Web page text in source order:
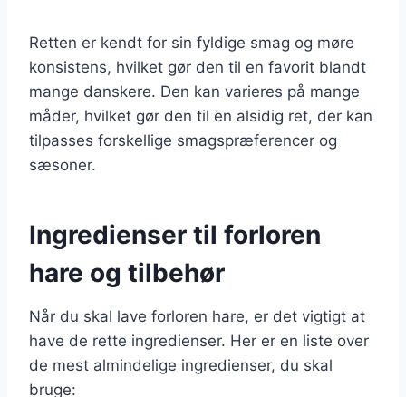
Retten er kendt for sin fyldige smag og møre
konsistens, hvilket gør den til en favorit blandt
mange danskere. Den kan varieres på mange
måder, hvilket gør den til en alsidig ret, der kan
tilpasses forskellige smagspræferencer og
sæsoner.
Ingredienser til forloren
hare og tilbehør
Når du skal lave forloren hare, er det vigtigt at
have de rette ingredienser. Her er en liste over
de mest almindelige ingredienser, du skal
bruge: